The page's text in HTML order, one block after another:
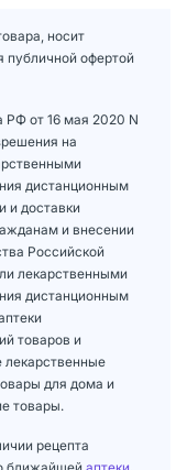
носит
публичной офертой
РФ от 16 мая 2020 N
на
дистанционным
и доставки
и внесении
Российской
лекарственными
дистанционным
товаров и
лекарственные
для дома и
товары.
рецепта